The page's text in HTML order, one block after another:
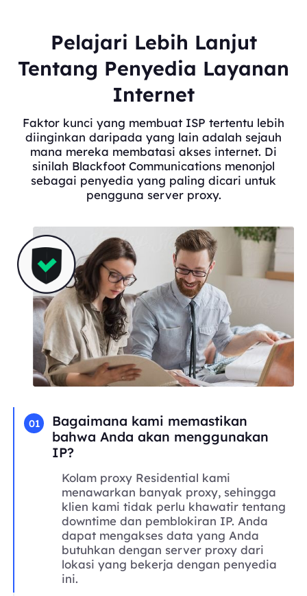
Pelajari Lebih Lanjut
Tentang Penyedia Layanan
Internet
Faktor kunci yang membuat ISP tertentu lebih
diinginkan daripada yang lain adalah sejauh
mana mereka membatasi akses internet. Di
sinilah Blackfoot Communications menonjol
sebagai penyedia yang paling dicari untuk
pengguna server proxy.
01
Bagaimana kami memastikan
bahwa Anda akan menggunakan
IP?
Kolam proxy Residential kami
menawarkan banyak proxy, sehingga
klien kami tidak perlu khawatir tentang
downtime dan pemblokiran IP. Anda
dapat mengakses data yang Anda
butuhkan dengan server proxy dari
lokasi yang bekerja dengan penyedia
ini.